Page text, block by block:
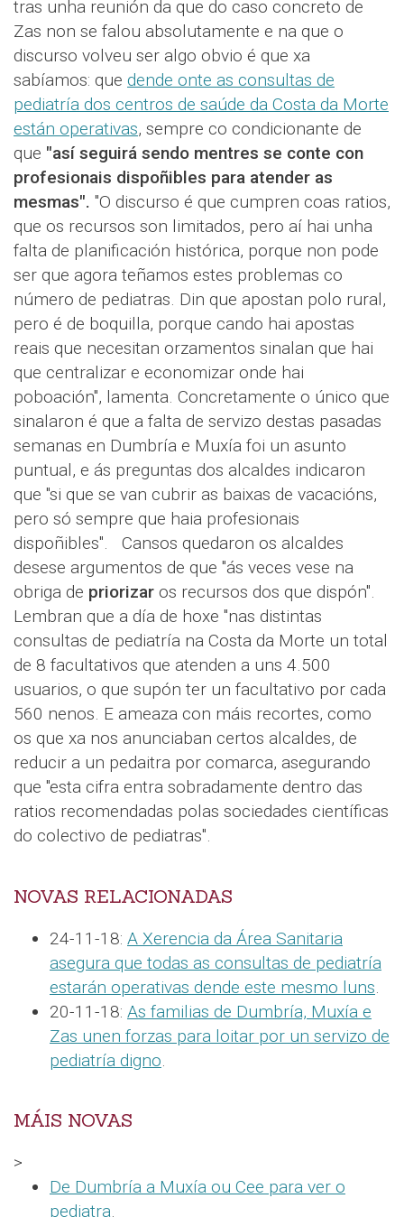
tras unha reunión da que do caso concreto de
Zas non se falou absolutamente e na que o
discurso volveu ser algo obvio é que xa
sabíamos: que dende onte as consultas de
pediatría dos centros de saúde da Costa da Morte
están operativas, sempre co condicionante de
que "así seguirá sendo mentres se conte con
profesionais dispoñibles para atender as
mesmas". "O discurso é que cumpren coas ratios,
que os recursos son limitados, pero aí hai unha
falta de planificación histórica, porque non pode
ser que agora teñamos estes problemas co
número de pediatras. Din que apostan polo rural,
pero é de boquilla, porque cando hai apostas
reais que necesitan orzamentos sinalan que hai
que centralizar e economizar onde hai
poboación", lamenta. Concretamente o único que
sinalaron é que a falta de servizo destas pasadas
semanas en Dumbría e Muxía foi un asunto
puntual, e ás preguntas dos alcaldes indicaron
que "si que se van cubrir as baixas de vacacións,
pero só sempre que haia profesionais
dispoñibles". Cansos quedaron os alcaldes
desese argumentos de que "ás veces vese na
obriga de priorizar os recursos dos que dispón".
Lembran que a día de hoxe "nas distintas
consultas de pediatría na Costa da Morte un total
de 8 facultativos que atenden a uns 4.500
usuarios, o que supón ter un facultativo por cada
560 nenos. E ameaza con máis recortes, como
os que xa nos anunciaban certos alcaldes, de
reducir a un pedaitra por comarca, asegurando
que "esta cifra entra sobradamente dentro das
ratios recomendadas polas sociedades científicas
do colectivo de pediatras".
NOVAS RELACIONADAS
24-11-18: A Xerencia da Área Sanitaria
asegura que todas as consultas de pediatría
estarán operativas dende este mesmo luns.
20-11-18: As familias de Dumbría, Muxía e
Zas unen forzas para loitar por un servizo de
pediatría digno.
MÁIS NOVAS
>
De Dumbría a Muxía ou Cee para ver o
pediatra.